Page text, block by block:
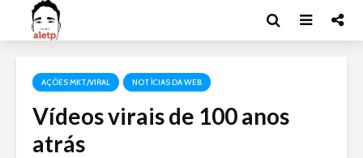
AÇÕES MKT/VIRAL NOTÍCIAS DA WEB
Vídeos virais de 100 anos
atrás